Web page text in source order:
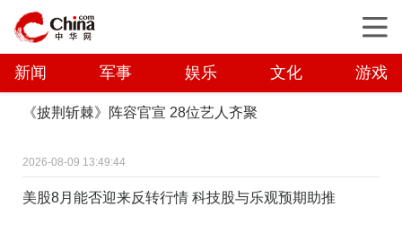
新闻 军事 娱乐 文化 游戏
《披荆斩棘》阵容官宣 28位艺人齐聚
2026-08-09 13:49:44
美股8月能否迎来反转行情 科技股与乐观预期助推